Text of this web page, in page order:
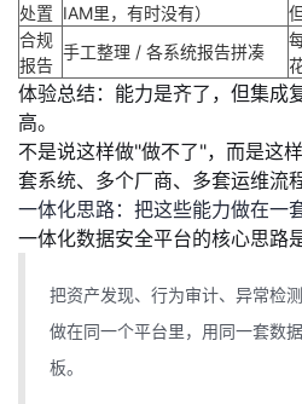
处置 IAM里，有时没有）
合规
报告
手工整理 / 各系统报告拼凑
体验总结 ：能力是齐了，但集成
高。
不是说这样做"做不了"，而是这
套系统、多个厂商、多套运维流程
一体化思路：把这些能力做在一
一体化数据安全平台的核心思路是
把资产发现、行为审计、异常检
做在同一个平台里，用同一套数
板。